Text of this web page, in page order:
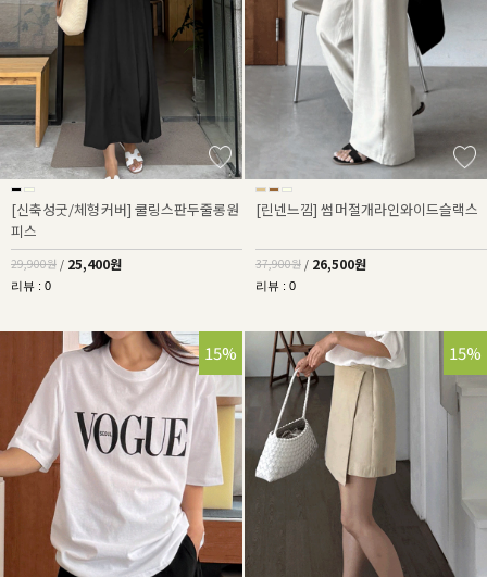
[신축성굿/체형커버] 쿨링스판두줄롱원
피스
29,900원 / 25,400원
리뷰 : 0
[린넨느낌] 썸머절개라인와이드슬랙스
37,900원 / 26,500원
리뷰 : 0
15% 15%